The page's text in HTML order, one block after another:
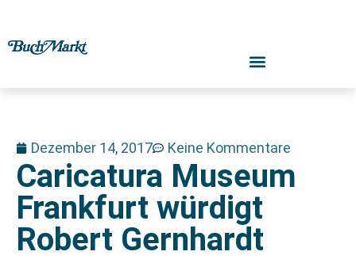
Dezember 14, 2017 Keine Kommentare
Caricatura Museum
Frankfurt würdigt
Robert Gernhardt